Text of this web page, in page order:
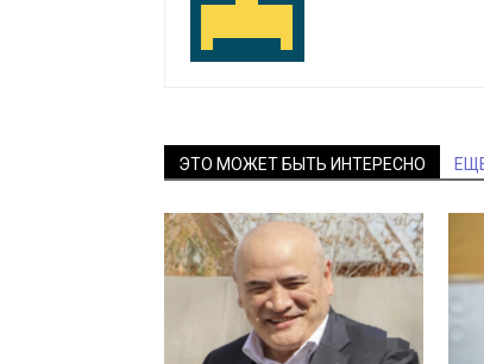
ЭТО МОЖЕТ БЫТЬ ИНТЕРЕСНО